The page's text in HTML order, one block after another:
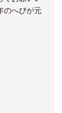
のへびが元